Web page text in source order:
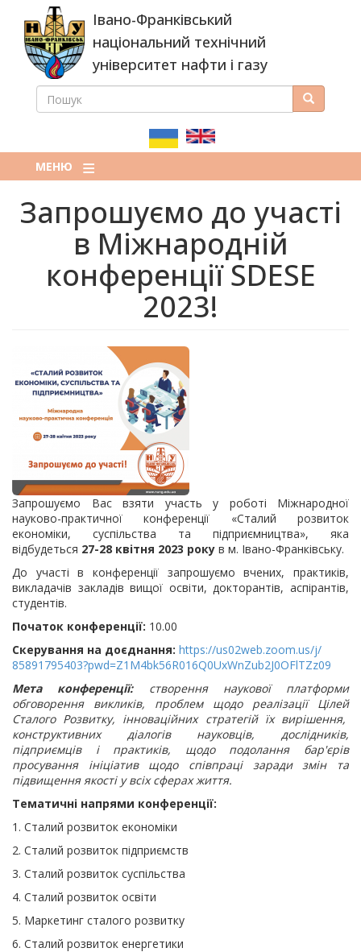
основного
вмісту
Івано-Франківський
національний технічний
університет нафти і газу
ПОШУКОВА
ПОШУК Пошук
МЕНЮ
Запрошуємо до участі
в Міжнародній
конференції SDESE
2023!
Запрошуємо Вас взяти участь у роботі Міжнародної
науково-практичної конференції «Сталий розвиток
економіки, суспільства та підприємництва», яка
відбудеться 27-28 квітня 2023 року в м. Івано-Франківську.
До участі в конференції запрошуємо вчених, практиків,
викладачів закладів вищої освіти, докторантів, аспірантів,
студентів.
Початок конференції: 10.00
Скерування на доєднання: https://us02web.zoom.us/j/
85891795403?pwd=Z1M4bk56R016Q0UxWnZub2J0OFlTZz09
Мета конференції: створення наукової платформи
обговорення викликів, проблем щодо реалізації Цілей
Сталого Розвитку, інноваційних стратегій їх вирішення,
конструктивних діалогів науковців, дослідників,
підприємців і практиків, щодо подолання бар'єрів
просування ініціатив щодо співпраці заради змін та
підвищення якості у всіх сферах життя.
Тематичні напрями конференції:
1. Сталий розвиток економіки
2. Сталий розвиток підприємств
3. Сталий розвиток суспільства
4. Сталий розвиток освіти
5. Маркетинг сталого розвитку
6. Сталий розвиток енергетики